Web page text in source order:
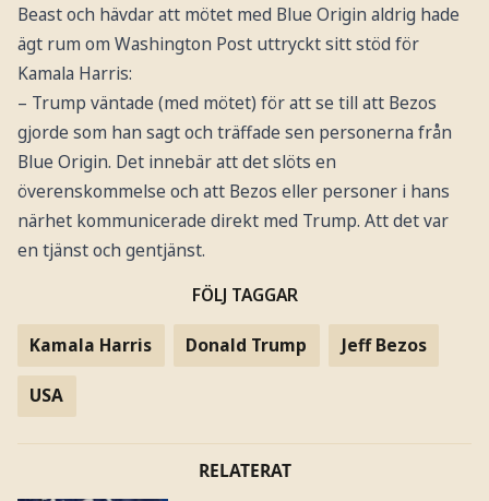
Beast och hävdar att mötet med Blue Origin aldrig hade
ägt rum om Washington Post uttryckt sitt stöd för
Kamala Harris:
– Trump väntade (med mötet) för att se till att Bezos
gjorde som han sagt och träffade sen personerna från
Blue Origin. Det innebär att det slöts en
överenskommelse och att Bezos eller personer i hans
närhet kommunicerade direkt med Trump. Att det var
en tjänst och gentjänst.
FÖLJ TAGGAR
Kamala Harris Donald Trump Jeff Bezos
USA
RELATERAT